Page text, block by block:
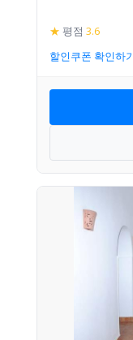
★ 평점 3.6
할인쿠폰 확인하